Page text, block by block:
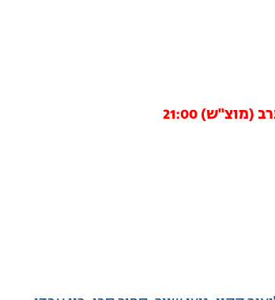
21:00